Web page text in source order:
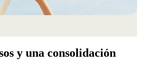
y una consolidación